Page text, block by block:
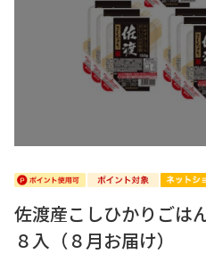
佐渡産こしひかりご
８入（８月お届け）